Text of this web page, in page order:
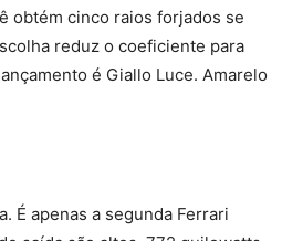
obtém cinco raios forjados se
reduz o coeficiente para
é Giallo Luce. Amarelo
É apenas a segunda Ferrari